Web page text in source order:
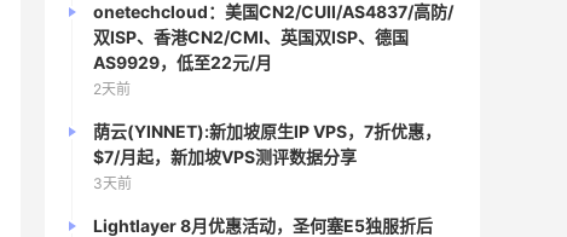
onetechcloud：美国CN2/CUII/AS4837/高防/
双ISP、香港CN2/CMI、英国双ISP、德国
AS9929，低至22元/月
2天前
荫云(YINNET):新加坡原生IP VPS，7折优惠，
$7/月起，新加坡VPS测评数据分享
3天前
Lightlayer 8月优惠活动，圣何塞E5独服折后